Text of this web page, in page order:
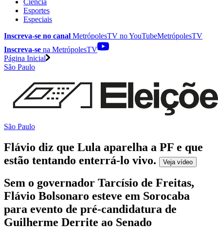
Esportes
Especiais
Inscreva-se no canal MetrópolesTV noYouTubeMetrópolesTV
Inscreva-se na MetrópolesTV
Página Inicial
São Paulo
São Paulo
Flávio diz que Lula aparelha a PF e que
estão tentando enterrá-lo vivo. Veja vídeo
Sem o governador Tarcísio de Freitas,
Flávio Bolsonaro esteve em Sorocaba
para evento de pré-candidatura de
Guilherme Derrite ao Senado